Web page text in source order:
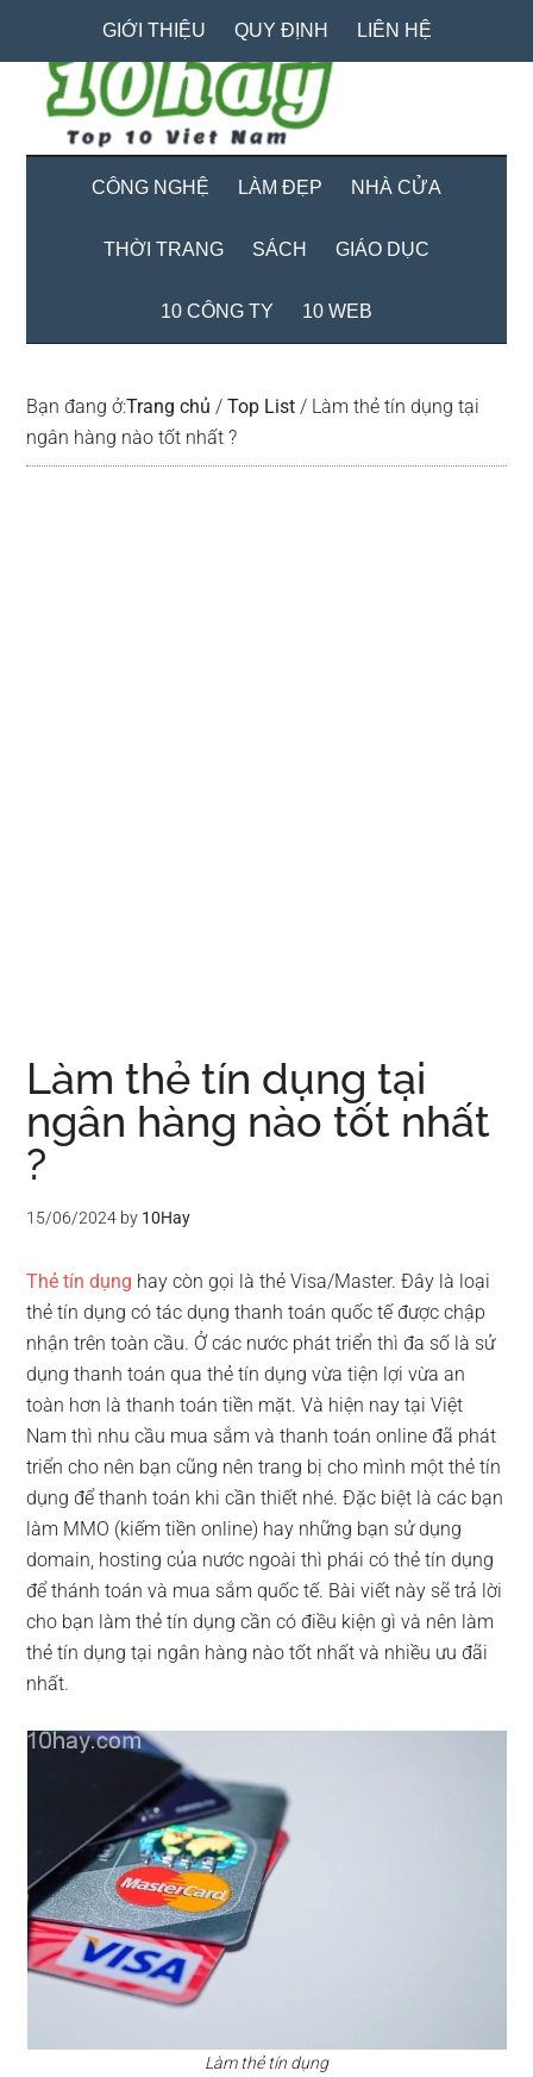
content
secondary
menu
primary
sidebar
GIỚI THIỆU QUY ĐỊNH LIÊN HỆ
CÔNG NGHỆ LÀM ĐẸP NHÀ CỬA
THỜI TRANG SÁCH GIÁO DỤC
10 CÔNG TY 10 WEB
Bạn đang ở:Trang chủ / Top List / Làm thẻ tín dụng tại
ngân hàng nào tốt nhất ?
Làm thẻ tín dụng tại
ngân hàng nào tốt nhất
?
15/06/2024 by 10Hay
Thẻ tín dụng hay còn gọi là thẻ Visa/Master. Đây là loại
thẻ tín dụng có tác dụng thanh toán quốc tế được chập
nhận trên toàn cầu. Ở các nước phát triển thì đa số là sử
dụng thanh toán qua thẻ tín dụng vừa tiện lợi vừa an
toàn hơn là thanh toán tiền mặt. Và hiện nay tại Việt
Nam thì nhu cầu mua sắm và thanh toán online đã phát
triển cho nên bạn cũng nên trang bị cho mình một thẻ tín
dụng để thanh toán khi cần thiết nhé. Đặc biệt là các bạn
làm MMO (kiếm tiền online) hay những bạn sử dụng
domain, hosting của nước ngoài thì phái có thẻ tín dụng
để thánh toán và mua sắm quốc tế. Bài viết này sẽ trả lời
cho bạn làm thẻ tín dụng cần có điều kiện gì và nên làm
thẻ tín dụng tại ngân hàng nào tốt nhất và nhiều ưu đãi
nhất.
Làm thẻ tín dụng